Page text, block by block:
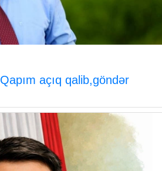
Qapım açıq qalib,göndər